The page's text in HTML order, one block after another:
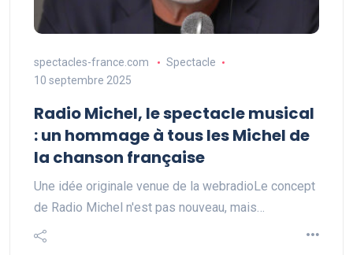
spectacles-france.com
Spectacle
10 septembre 2025
Radio Michel, le spectacle musical
: un hommage à tous les Michel de
la chanson française
Une idée originale venue de la webradioLe concept
de Radio Michel n'est pas nouveau, mais…